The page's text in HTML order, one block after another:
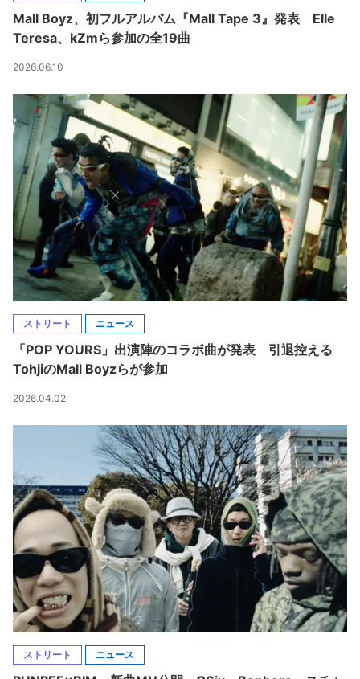
Mall Boyz、初フルアルバム『Mall Tape 3』発表 Elle
Teresa、kZmら参加の全19曲
2026.06.10
ストリート ニュース
「POP YOURS」出演陣のコラボ曲が発表 引退控える
TohjiのMall Boyzらが参加
2026.04.02
ストリート ニュース